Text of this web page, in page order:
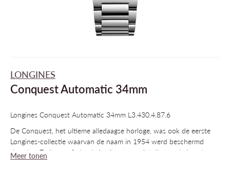
LONGINES
Conquest Automatic 34mm
Longines Conquest Automatic 34mm L3.430.4.87.6
De Conquest, het ultieme alledaagse horloge, was ook de eerste
Longines-collectie waarvan de naam in 1954 werd beschermd
door het Zwitserse federale instituut voor intellectueel eigendom.
De collectie is sindsdien geëvolueerd op het vlak van design en
Meer tonen